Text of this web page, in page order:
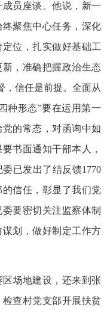
员座谈。他说，新一
聚焦中心任务，深化
位，扎实做好基础工
，准确把握政治生态
，信任是前提。全面从
种形态”要在运用第一
的常态，对函询中如
书面通知干部本人，
已发出了结反馈1770
信任，彰显了我们党
要密切关注监察体制
划，做好制定工作方
场地建设，还来到张
查村党支部开展扶贫